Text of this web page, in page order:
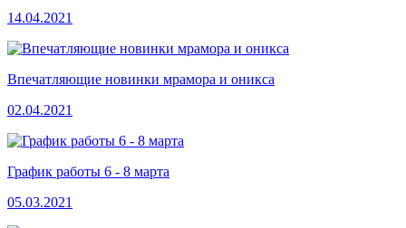
14.04.2021
Впечатляющие новинки мрамора и оникса
02.04.2021
График работы 6 - 8 марта
05.03.2021